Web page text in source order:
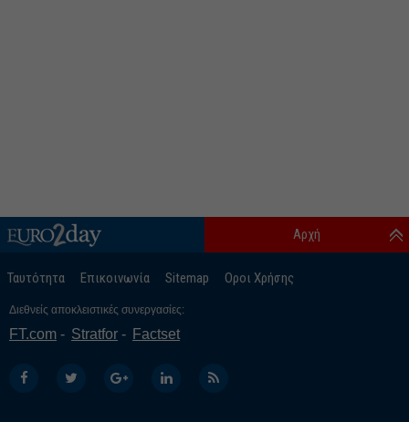
Ταυτότητα Επικοινωνία Sitemap Οροι Χρήσης
Αρχή
Διεθνείς αποκλειστικές συνεργασίες:
FT.com Stratfor Factset